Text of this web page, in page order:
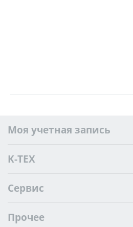
Моя учетная запись
K-TEX
Сервис
Прочее